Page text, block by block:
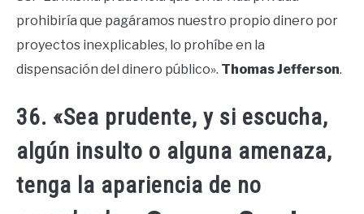
prohibiría que pagáramos nuestro propio dinero por
proyectos inexplicables, lo prohíbe en la
dispensación del dinero público». Thomas Jefferson.
36. «Sea prudente, y si escucha,
algún insulto o alguna amenaza,
tenga la apariencia de no